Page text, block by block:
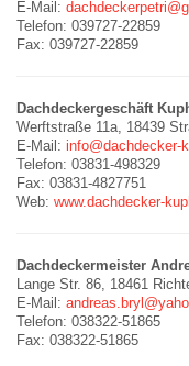
E-Mail:
Telefon: 039727-22859
Fax: 039727-22859
Dachdeckergeschäft
Werftstraße 11a, 18439
E-Mail: info@dachdecker-
Telefon: 03831-498329
Fax: 03831-4827751
Web: www.dachdecker-
Dachdeckermeister
Lange Str. 86, 18461
E-Mail:
Telefon: 038322-51865
Fax: 038322-51865